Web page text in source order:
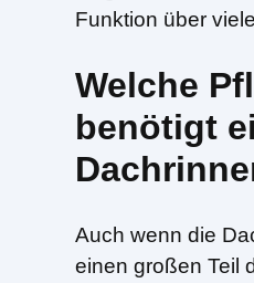
Funktion über
Welche
benötigt
Auch wenn die
einen großen Teil